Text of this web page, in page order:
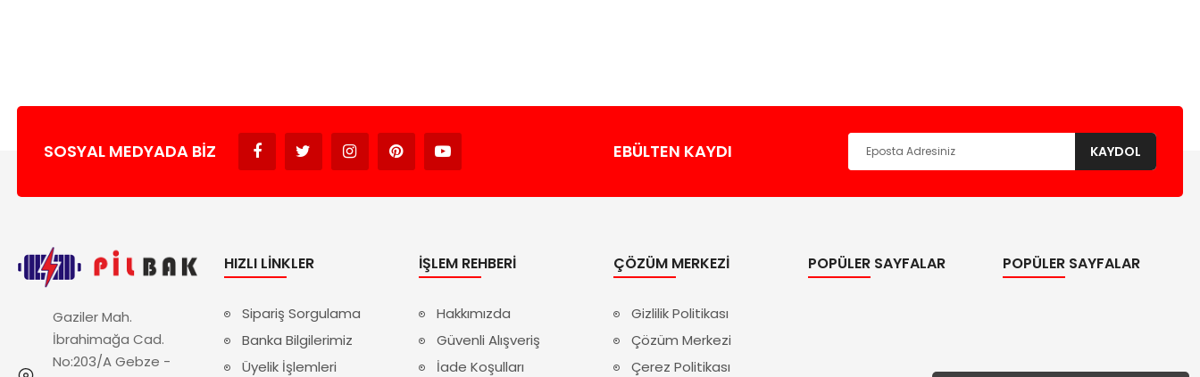
SOSYAL MEDYADA BIZ EBÜLTEN KAYDI KAYDOL
Gaziler Mah.
İbrahimağa Cad.
No:203/A Gebze -
HIZLI LINKLER
Sipariş Sorgulama
Banka Bilgilerimiz
Üyelik İşlemleri
İŞLEM REHBERI
Hakkımızda
Güvenli Alışveriş
İade Koşulları
ÇÖZÜM MERKEZI
Gizlilik Politikası
Çözüm Merkezi
Çerez Politikası
POPÜLER SAYFALAR POPÜLER SAYFALAR